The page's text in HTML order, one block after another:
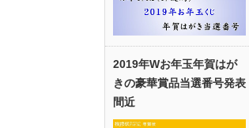
2019年Wお年玉年賀はが
きの豪華賞品当選番号発表
間近